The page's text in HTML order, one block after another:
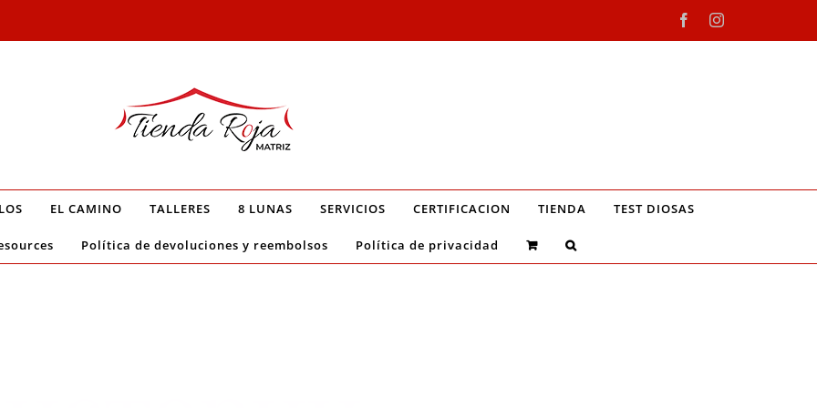
FacebookInstagram
EL CAMINO TALLERES 8 LUNAS SERVICIOS CERTIFICACION TIENDA TEST DIOSAS
Política de devoluciones y reembolsos Política de privacidad